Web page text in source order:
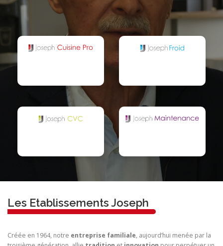
Les Etablissements Joseph
Créée en 1964, notre entreprise familiale, aujourd’hui menée par la